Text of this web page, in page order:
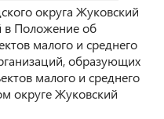
округа Жуковский
Положение об
малого и среднего
образующих
малого и среднего
округе Жуковский